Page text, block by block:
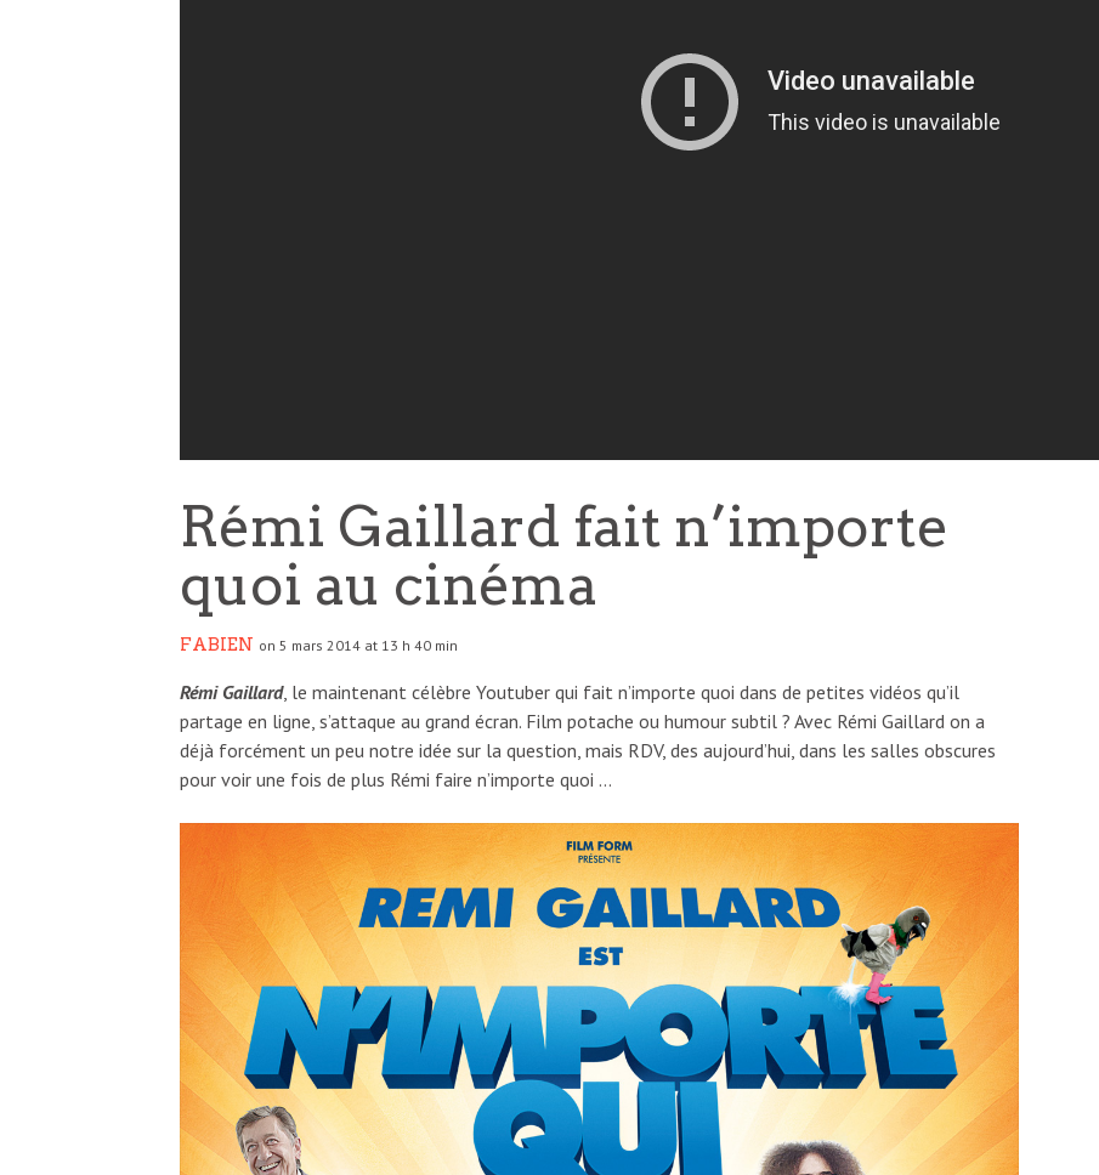
Rémi Gaillard fait n’importe
quoi au cinéma
FABIEN on 5 mars 2014 at 13 h 40 min
Rémi Gaillard, le maintenant célèbre Youtuber qui fait n’importe quoi dans de petites vidéos qu’il
partage en ligne, s’attaque au grand écran. Film potache ou humour subtil ? Avec Rémi Gaillard on a
déjà forcément un peu notre idée sur la question, mais RDV, des aujourd’hui, dans les salles obscures
pour voir une fois de plus Rémi faire n’importe quoi …